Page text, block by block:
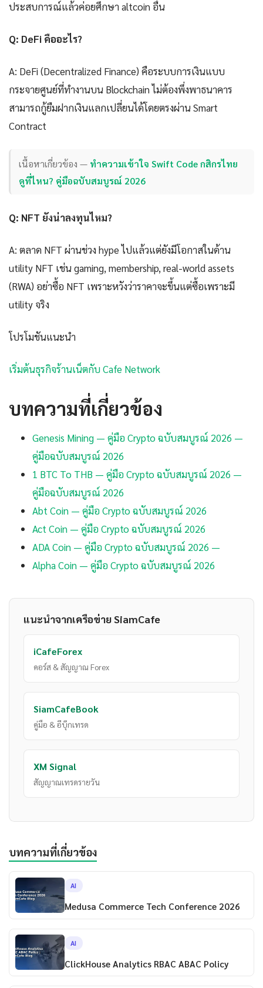
ประสบการณ์แล้วค่อยศึกษา altcoin อื่น
Q: DeFi คืออะไร?
A: DeFi (Decentralized Finance) คือระบบการเงินแบบ
กระจายศูนย์ที่ทำงานบน Blockchain ไม่ต้องพึ่งพาธนาคาร
สามารถกู้ยืมฝากเงินแลกเปลี่ยนได้โดยตรงผ่าน Smart
Contract
เนื้อหาเกี่ยวข้อง — ทำความเข้าใจ Swift Code กสิกรไทย
ดูที่ไหน? คู่มือฉบับสมบูรณ์ 2026
Q: NFT ยังน่าลงทุนไหม?
A: ตลาด NFT ผ่านช่วง hype ไปแล้วแต่ยังมีโอกาสในด้าน
utility NFT เช่น gaming, membership, real-world assets
(RWA) อย่าซื้อ NFT เพราะหวังว่าราคาจะขึ้นแต่ซื้อเพราะมี
utility จริง
โปรโมชันแนะนำ
เริ่มต้นธุรกิจร้านเน็ตกับ Cafe Network
บทความที่เกี่ยวข้อง
Genesis Mining — คู่มือ Crypto ฉบับสมบูรณ์ 2026 —
คู่มือฉบับสมบูรณ์ 2026
1 BTC To THB — คู่มือ Crypto ฉบับสมบูรณ์ 2026 —
คู่มือฉบับสมบูรณ์ 2026
Abt Coin — คู่มือ Crypto ฉบับสมบูรณ์ 2026
Act Coin — คู่มือ Crypto ฉบับสมบูรณ์ 2026
ADA Coin — คู่มือ Crypto ฉบับสมบูรณ์ 2026 —
Alpha Coin — คู่มือ Crypto ฉบับสมบูรณ์ 2026
แนะนำจากเครือข่าย SiamCafe
iCafeForex
คอร์ส & สัญญาณ Forex
SiamCafeBook
คู่มือ & อีบุ๊กเทรด
XM Signal
สัญญาณเทรดรายวัน
บทความที่เกี่ยวข้อง
AI
Medusa Commerce Tech Conference 2026
AI
ClickHouse Analytics RBAC ABAC Policy